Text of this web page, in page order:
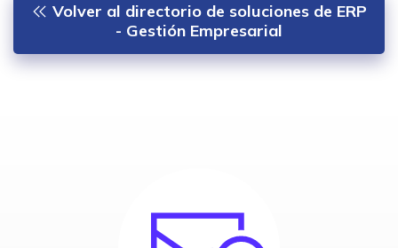
Volver al directorio de soluciones de ERP
- Gestión Empresarial